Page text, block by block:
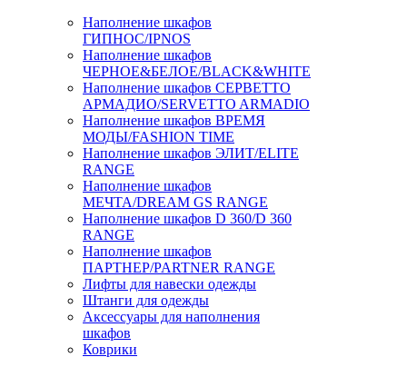
Наполнение шкафов
ГИПНОС/IPNOS
Наполнение шкафов
ЧЕРНОЕ&БЕЛОЕ/BLACK&WHITE
Наполнение шкафов СЕРВЕТТО
АРМАДИО/SERVETTO ARMADIO
Наполнение шкафов ВРЕМЯ
МОДЫ/FASHION TIME
Наполнение шкафов ЭЛИТ/ELITE
RANGE
Наполнение шкафов
МЕЧТА/DREAM GS RANGE
Наполнение шкафов D 360/D 360
RANGE
Наполнение шкафов
ПАРТНЕР/PARTNER RANGE
Лифты для навески одежды
Штанги для одежды
Аксессуары для наполнения
шкафов
Коврики